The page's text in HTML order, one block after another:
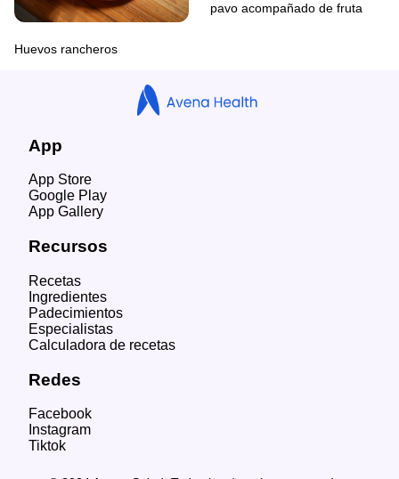
Huevos rancheros
pavo acompañado de fruta
App
App Store
Google Play
App Gallery
Recursos
Recetas
Ingredientes
Padecimientos
Especialistas
Calculadora de recetas
Redes
Facebook
Instagram
Tiktok